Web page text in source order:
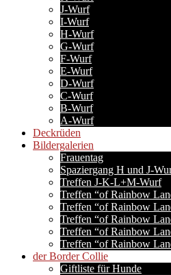
J-Wurf
I-Wurf
H-Wurf
G-Wurf
F-Wurf
E-Wurf
D-Wurf
C-Wurf
B-Wurf
A-Wurf
Deckrüden
Bildergalerien
Frauentag
Spaziergang H und J-
Treffen J-K-L+M-Wurf
Treffen “of Rainbow
Treffen “of Rainbow
Treffen “of Rainbow
Treffen “of Rainbow
Treffen “of Rainbow
der Border Collie
Giftliste für Hunde